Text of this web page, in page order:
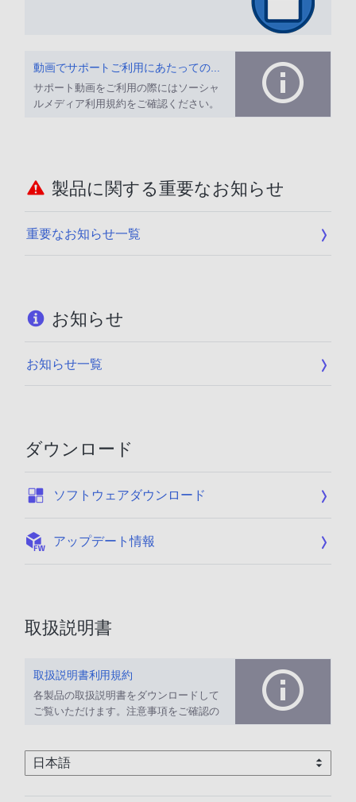
動画でサポートご利用にあたってのお願い
サポート動画をご利用の際にはソーシャ
ルメディア利用規約をご確認ください。
製品に関する重要なお知らせ
重要なお知らせ一覧
お知らせ
お知らせ一覧
ダウンロード
ソフトウェアダウンロード
アップデート情報
取扱説明書
取扱説明書利用規約
各製品の取扱説明書をダウンロードして
ご覧いただけます。注意事項をご確認の